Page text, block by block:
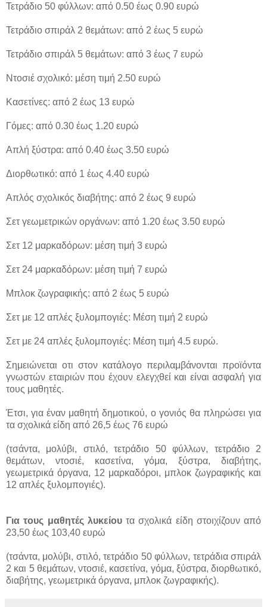
Τετράδιο 50 φύλλων: από 0.50 έως 0.90 ευρώ
Τετράδιο σπιράλ 2 θεμάτων: από 2 έως 5 ευρώ
Τετράδιο σπιράλ 5 θεμάτων: από 3 έως 7 ευρώ
Ντοσιέ σχολικό: μέση τιμή 2.50 ευρώ
Κασετίνες: από 2 έως 13 ευρώ
Γόμες: από 0.30 έως 1.20 ευρώ
Απλή ξύστρα: από 0.40 έως 3.50 ευρώ
Διορθωτικό: από 1 έως 4.40 ευρώ
Απλός σχολικός διαβήτης: από 2 έως 9 ευρώ
Σετ γεωμετρικών οργάνων: από 1.20 έως 3.50 ευρώ
Σετ 12 μαρκαδόρων: μέση τιμή 3 ευρώ
Σετ 24 μαρκαδόρων: μέση τιμή 7 ευρώ
Μπλοκ ζωγραφικής: από 2 έως 5 ευρώ
Σετ με 12 απλές ξυλομπογιές: Μέση τιμή 2 ευρώ
Σετ με 24 απλές ξυλομπογιές: Μέση τιμή 4.5 ευρώ.
Σημειώνεται οτι στον κατάλογο περιλαμβάνονται προϊόντα
γνωστών εταιριών που έχουν ελεγχθεί και είναι ασφαλή για
τους μαθητές.
Έτσι, για έναν μαθητή δημοτικού, ο γονιός θα πληρώσει για
τα σχολικά είδη από 26,5 έως 76 ευρώ
(τσάντα, μολύβι, στιλό, τετράδιο 50 φύλλων, τετράδιο 2
θεμάτων, ντοσιέ, κασετίνα, γόμα, ξύστρα, διαβήτης,
γεωμετρικά όργανα, 12 μαρκαδόροι, μπλοκ ζωγραφικής και
12 απλές ξυλομπογιές).
Για τους μαθητές λυκείουτα σχολικά είδη στοιχίζουν από
23,50 έως 103,40 ευρώ
(τσάντα, μολύβι, στιλό, τετράδιο 50 φύλλων, τετράδια σπιράλ
2 και 5 θεμάτων, ντοσιέ, κασετίνα, γόμα, ξύστρα, διορθωτικό,
διαβήτης, γεωμετρικά όργανα, μπλοκ ζωγραφικής).